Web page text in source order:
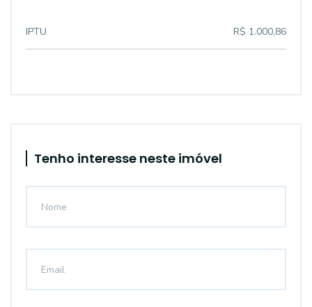
IPTU R$ 1.000,86
Tenho interesse neste imóvel